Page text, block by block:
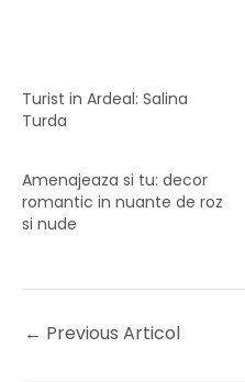
Turist in Ardeal: Salina
Turda
Amenajeaza si tu: decor
romantic in nuante de roz
si nude
← Previous Articol